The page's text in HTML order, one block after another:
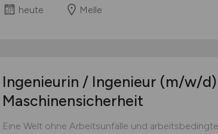
heute Melle
Ingenieurin / Ingenieur (m/w/d)
Maschinensicherheit
Eine Welt ohne Arbeitsunfälle und